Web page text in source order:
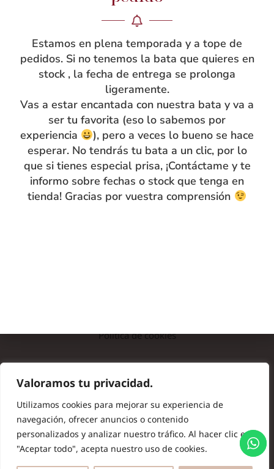
Valoramos tu privacidad.
Utilizamos cookies para mejorar su experiencia de
navegación, ofrecer anuncios o contenido
personalizados y analizar nuestro tráfico. Al hacer clic en
"Aceptar todo", acepta nuestro uso de cookies.
Taller
Contacto
Política de cookies
© Copyright 2024 Batas de Colegio Originales. Todos los
derechos reservados.
Estamos en plena temporada y a tope de
pedidos. Si no tenemos la bata que quieres en
stock , la fecha de entrega se prolonga
ligeramente.
Vas a estar encantada con nuestra bata y va a
ser tu favorita (eso lo sabemos por
experiencia
), pero a veces lo bueno se hace
esperar. No tendrás tu bata a un clic, por lo
que si tienes especial prisa, ¡Contáctame y te
informo sobre fechas o stock que tenga en
tienda! Gracias por vuestra comprensión